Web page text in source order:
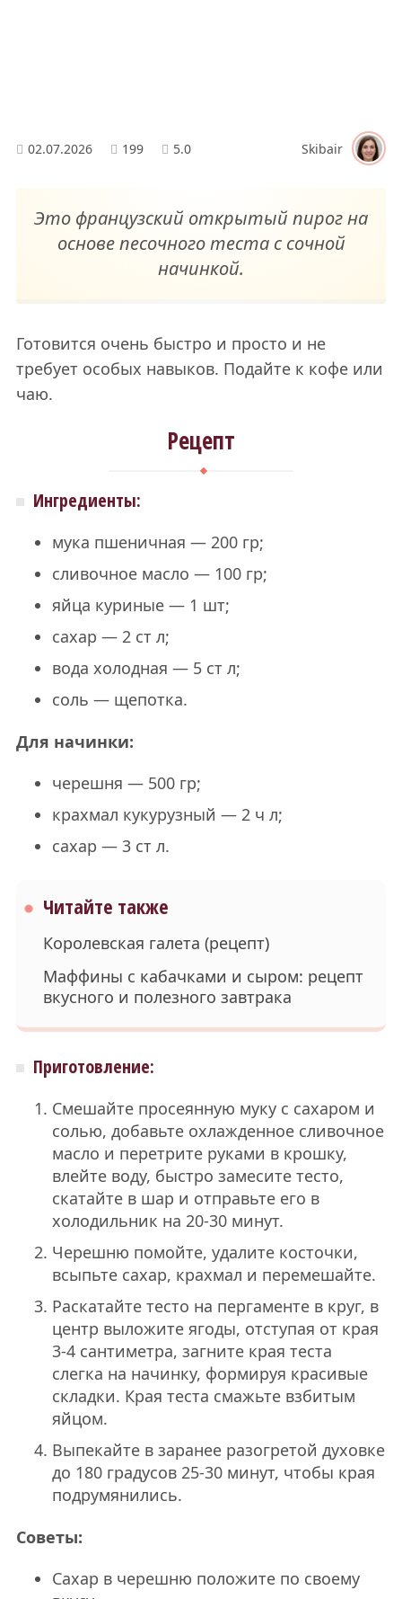
02.07.2026 199 5.0 Skibair
Это французский открытый пирог на
основе песочного теста с сочной
начинкой.
Готовится очень быстро и просто и не
требует особых навыков. Подайте к кофе или
чаю.
Рецепт
Ингредиенты:
мука пшеничная — 200 гр;
сливочное масло — 100 гр;
яйца куриные — 1 шт;
сахар — 2 ст л;
вода холодная — 5 ст л;
соль — щепотка.
Для начинки:
черешня — 500 гр;
крахмал кукурузный — 2 ч л;
сахар — 3 ст л.
Читайте также
Королевская галета (рецепт)
Маффины с кабачками и сыром: рецепт
вкусного и полезного завтрака
Приготовление:
Смешайте просеянную муку с сахаром и
солью, добавьте охлажденное сливочное
масло и перетрите руками в крошку,
влейте воду, быстро замесите тесто,
скатайте в шар и отправьте его в
холодильник на 20-30 минут.
Черешню помойте, удалите косточки,
всыпьте сахар, крахмал и перемешайте.
Раскатайте тесто на пергаменте в круг, в
центр выложите ягоды, отступая от края
3-4 сантиметра, загните края теста
слегка на начинку, формируя красивые
складки. Края теста смажьте взбитым
яйцом.
Выпекайте в заранее разогретой духовке
до 180 градусов 25-30 минут, чтобы края
подрумянились.
Советы:
Сахар в черешню положите по своему